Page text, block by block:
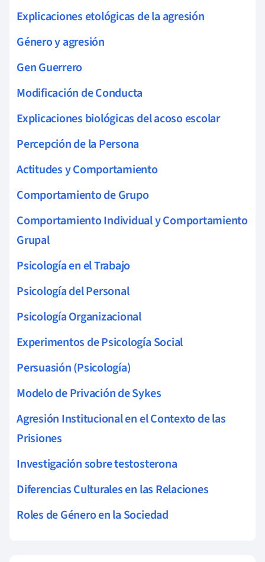
Explicaciones etológicas de la agresión
Género y agresión
Gen Guerrero
Modificación de Conducta
Explicaciones biológicas del acoso escolar
Percepción de la Persona
Actitudes y Comportamiento
Comportamiento de Grupo
Comportamiento Individual y Comportamiento
Grupal
Psicología en el Trabajo
Psicología del Personal
Psicología Organizacional
Experimentos de Psicología Social
Persuasión (Psicología)
Modelo de Privación de Sykes
Agresión Institucional en el Contexto de las
Prisiones
Investigación sobre testosterona
Diferencias Culturales en las Relaciones
Roles de Género en la Sociedad